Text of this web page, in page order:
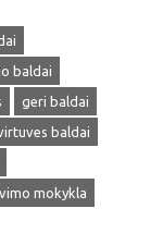
baldai
geri baldai
baldai
mokykla